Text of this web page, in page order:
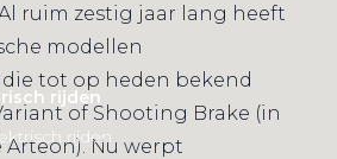
rijden
rijden
ruim zestig jaar lang heeft
modellen
tot op heden bekend
of Shooting Brake (in
Arteon). Nu werpt